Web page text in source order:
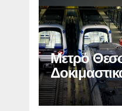
Μετρό
Καλαμαριά